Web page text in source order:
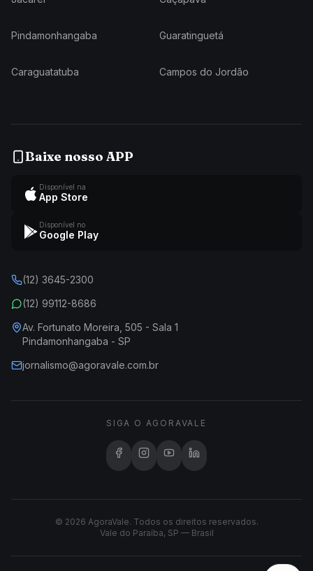
Pindamonhangaba Guaratinguetá
Caraguatatuba Campos do Jordão
Baixe nosso APP
Disponível na
App Store
Disponível no
Google Play
(12) 3645-2300
(12) 99112-8686
Av. Fortunato Moreira, 505 - Sala 1
Pindamonhangaba - SP
jornalismo@agoravale.com.br
SIGA O AGORAVALE
© 2026 AgoraVale. Todos os direitos reservados.
Vale do Paraíba, SP — Brasil